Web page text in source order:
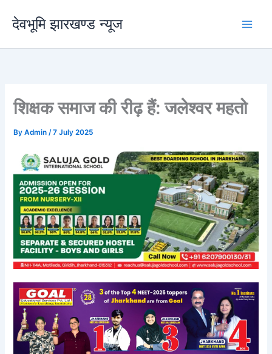
content
देवभूमि झारखण्ड न्यूज
शिक्षक समाज की रीढ़ हैं: जलेश्वर महतो
ByAdmin/7 July 2025